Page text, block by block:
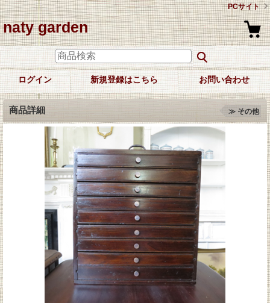
PCサイト
naty garden
ログイン 新規登録はこちら お問い合わせ
商品詳細 ≫ その他